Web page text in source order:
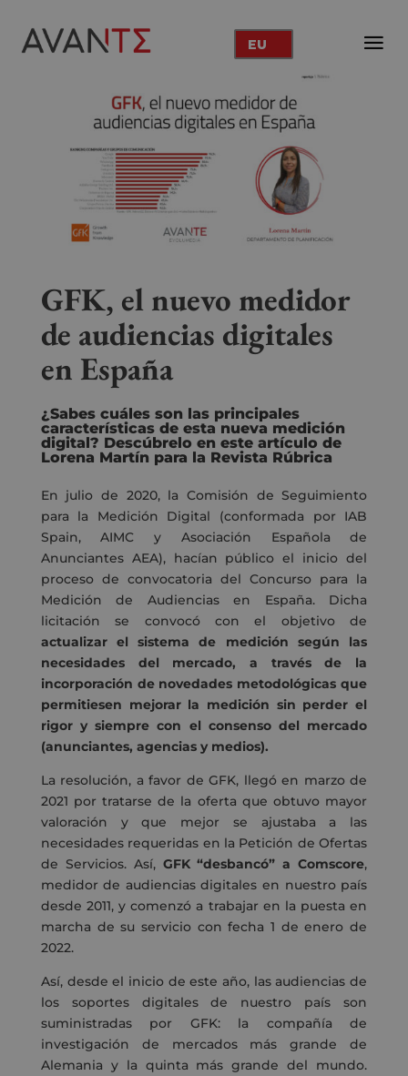
EU
GFK, el nuevo medidor
de audiencias digitales
en España
¿Sabes cuáles son las principales
características de esta nueva medición
digital? Descúbrelo en este artículo de
Lorena Martín para la Revista Rúbrica
En julio de 2020, la Comisión de Seguimiento
para la Medición Digital (conformada por IAB
Spain, AIMC y Asociación Española de
Anunciantes AEA), hacían público el inicio del
proceso de convocatoria del Concurso para la
Medición de Audiencias en España. Dicha
licitación se convocó con el objetivo de
actualizar el sistema de medición según las
necesidades del mercado, a través de la
incorporación de novedades metodológicas que
permitiesen mejorar la medición sin perder el
rigor y siempre con el consenso del mercado
(anunciantes, agencias y medios).
La resolución, a favor de GFK, llegó en marzo de
2021 por tratarse de la oferta que obtuvo mayor
valoración y que mejor se ajustaba a las
necesidades requeridas en la Petición de Ofertas
de Servicios. Así, GFK “desbancó” a Comscore,
medidor de audiencias digitales en nuestro país
desde 2011, y comenzó a trabajar en la puesta en
marcha de su servicio con fecha 1 de enero de
2022.
Así, desde el inicio de este año, las audiencias de
los soportes digitales de nuestro país son
suministradas por GFK: la compañía de
investigación de mercados más grande de
Alemania y la quinta más grande del mundo.